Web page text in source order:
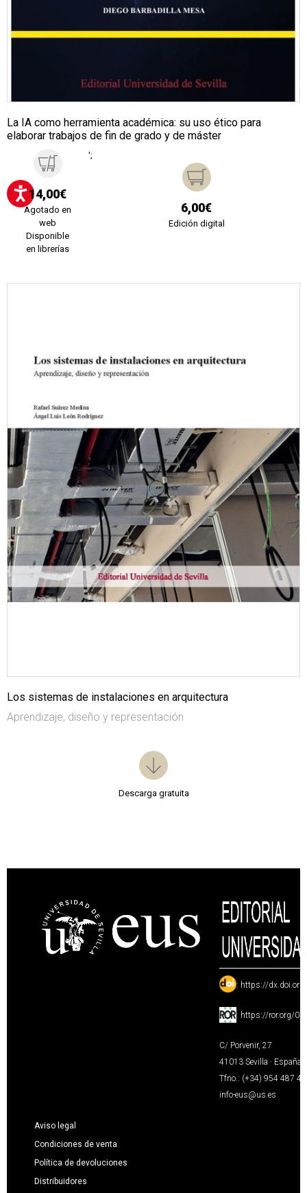
La IA como herramienta académica: su uso ético para
elaborar trabajos de fin de grado y de máster
14,00€
Agotado en
web
Disponible
en librerías
';
6,00€
Edición digital
Los sistemas de instalaciones en arquitectura
Aprendizaje, diseño y representación
Descarga gratuita
: https://
: https://ror.org/
C/ Porvenir, 27
41013 Sevilla · España
Tfno.: (+34) 954 487
info-eus@us.es
Aviso legal
Condiciones de venta
Política de devoluciones
Distribuidores